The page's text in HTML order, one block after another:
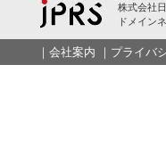
株式会社
ドメイン
｜ 会社案内 ｜ プライバ